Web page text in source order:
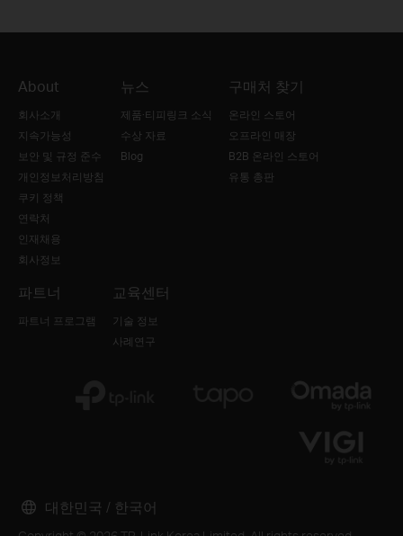
About
회사소개
지속가능성
보안 및 규정 준수
개인정보처리방침
쿠키 정책
연락처
인재채용
회사정보
뉴스
제품·티피링크 소식
수상 자료
Blog
구매처 찾기
온라인 스토어
오프라인 매장
B2B 온라인 스토어
유통 총판
파트너
파트너 프로그램
교육센터
기술 정보
사례연구
대한민국 / 한국어